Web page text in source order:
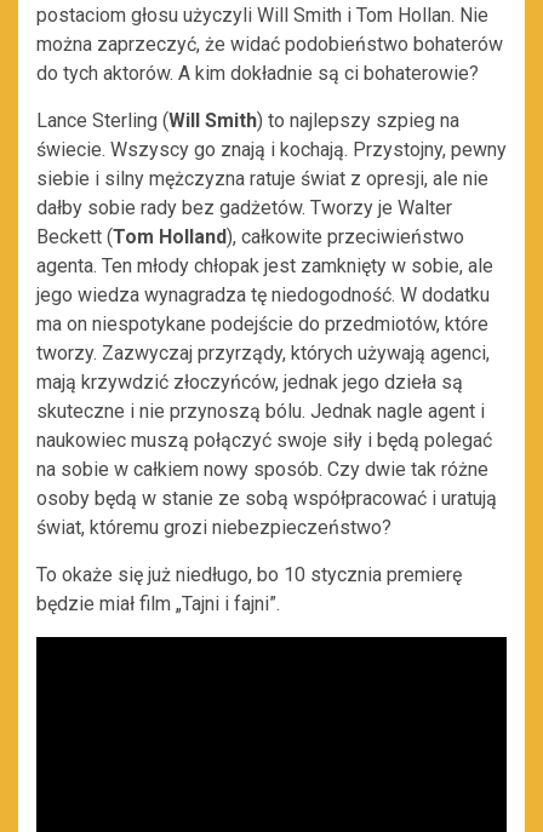
postaciom głosu użyczyli Will Smith i Tom Hollan. Nie
można zaprzeczyć, że widać podobieństwo bohaterów
do tych aktorów. A kim dokładnie są ci bohaterowie?
Lance Sterling (Will Smith) to najlepszy szpieg na
świecie. Wszyscy go znają i kochają. Przystojny, pewny
siebie i silny mężczyzna ratuje świat z opresji, ale nie
dałby sobie rady bez gadżetów. Tworzy je Walter
Beckett (Tom Holland), całkowite przeciwieństwo
agenta. Ten młody chłopak jest zamknięty w sobie, ale
jego wiedza wynagradza tę niedogodność. W dodatku
ma on niespotykane podejście do przedmiotów, które
tworzy. Zazwyczaj przyrządy, których używają agenci,
mają krzywdzić złoczyńców, jednak jego dzieła są
skuteczne i nie przynoszą bólu. Jednak nagle agent i
naukowiec muszą połączyć swoje siły i będą polegać
na sobie w całkiem nowy sposób. Czy dwie tak różne
osoby będą w stanie ze sobą współpracować i uratują
świat, któremu grozi niebezpieczeństwo?
To okaże się już niedługo, bo 10 stycznia premierę
będzie miał film „Tajni i fajni”.